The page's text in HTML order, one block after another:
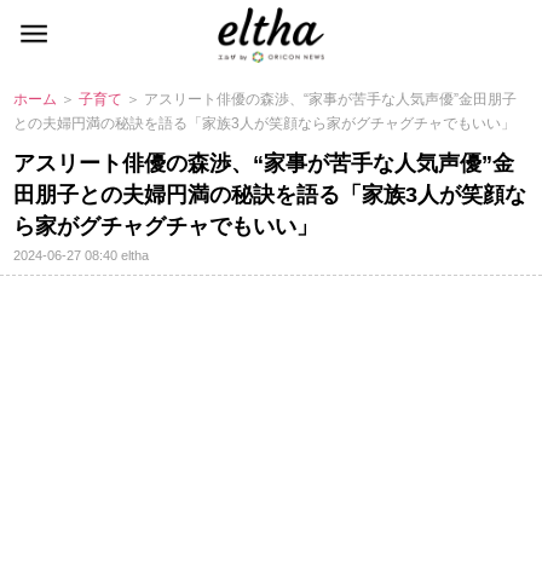
ホーム ＞子育て ＞ アスリート俳優の森渉、“家事が苦手な人気声優”金田朋子
との夫婦円満の秘訣を語る「家族3人が笑顔なら家がグチャグチャでもいい」
アスリート俳優の森渉、“家事が苦手な人気声優”金
田朋子との夫婦円満の秘訣を語る「家族3人が笑顔な
ら家がグチャグチャでもいい」
2024-06-27 08:40eltha